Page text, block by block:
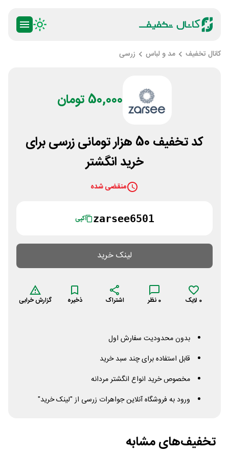
کانال تخفیف مد و لباس زرسی
50,000 تومان
کد تخفیف 50 هزار تومانی زرسی برای
خرید انگشتر
منقضی شده
zarsee6501 کپی
لینک خرید
0 لایک 0 نظر اشتراک ذخیره گزارش خرابی
بدون محدودیت سفارش اول
قابل استفاده برای چند سبد خرید
مخصوص خرید انواع انگشتر مردانه
ورود به فروشگاه آنلاین جواهرات زرسی از "لینک خرید"
تخفیف‌های مشابه